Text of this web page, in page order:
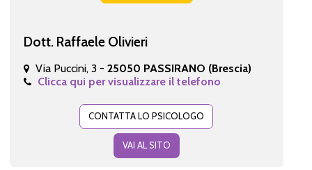
Dott. Raffaele Olivieri
Via Puccini, 3 - 25050 PASSIRANO (Brescia)
Clicca qui per visualizzare il telefono
CONTATTA LO PSICOLOGO
VAI AL SITO